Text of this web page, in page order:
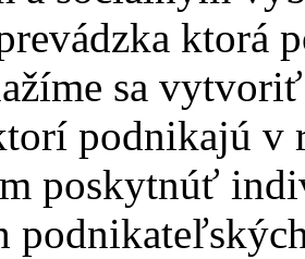
ktorá
sa
podnikajú v
poskytnúť